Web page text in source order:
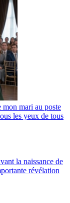
mari au poste
les yeux de tous
la naissance de
révélation